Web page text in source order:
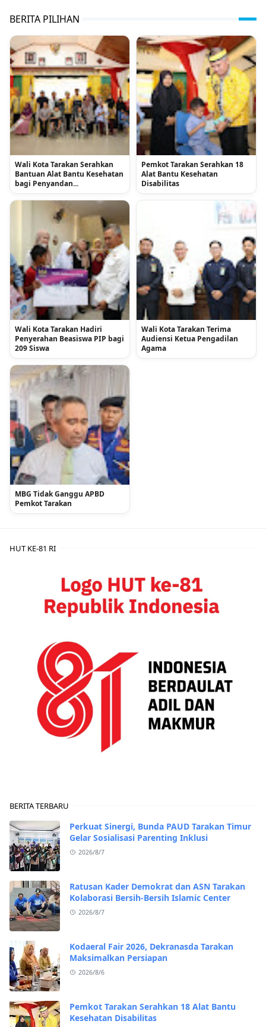
BERITA PILIHAN
Wali Kota Tarakan Serahkan
Bantuan Alat Bantu Kesehatan
bagi Penyandan...
Pemkot Tarakan Serahkan 18
Alat Bantu Kesehatan
Disabilitas
Wali Kota Tarakan Hadiri
Penyerahan Beasiswa PIP bagi
209 Siswa
Wali Kota Tarakan Terima
Audiensi Ketua Pengadilan
Agama
MBG Tidak Ganggu APBD
Pemkot Tarakan
HUT KE-81 RI
BERITA TERBARU
Perkuat Sinergi, Bunda PAUD Tarakan Timur
Gelar Sosialisasi Parenting Inklusi
2026/8/7
Ratusan Kader Demokrat dan ASN Tarakan
Kolaborasi Bersih-Bersih Islamic Center
2026/8/7
Kodaeral Fair 2026, Dekranasda Tarakan
Maksimalkan Persiapan
2026/8/6
Pemkot Tarakan Serahkan 18 Alat Bantu
Kesehatan Disabilitas